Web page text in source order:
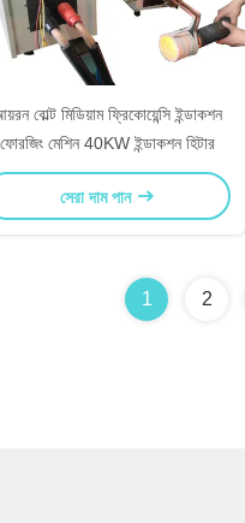
বোল্ট মিডিয়াম ফ্রিকোয়েন্সি ইন্ডাকশন
ফোরজিং মেশিন 40KW ইন্ডাকশন হিটার
সেরা দাম পান
1 2